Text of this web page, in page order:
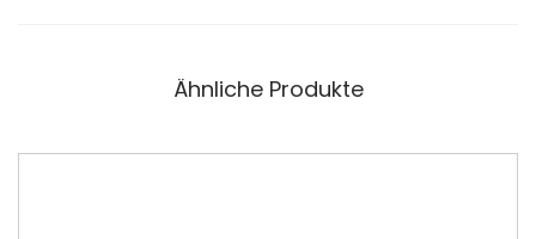
Ähnliche Produkte